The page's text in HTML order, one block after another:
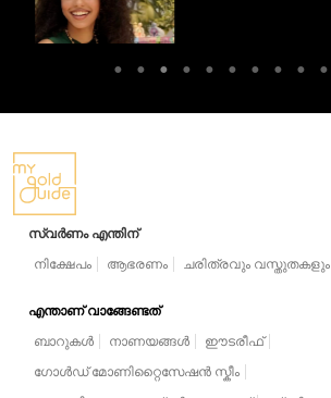
സ്വർണം എന്തിന്
നിക്ഷേപം
ആഭരണം ചരിത്രവും വസ്തുതകളും
എന്താണ് വാങ്ങേണ്ടത്
ബാറുകൾ
നാണയങ്ങൾ
ഈടരീഫ്
ഗോൾഡ് മോണിറ്റൈസേഷൻ സ്കീം